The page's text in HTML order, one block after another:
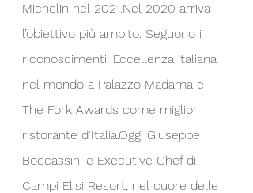
Michelin nel 2021.Nel 2020 arriva
l’obiettivo più ambito. Seguono i
riconoscimenti: Eccellenza italiana
nel mondo a Palazzo Madama e
The Fork Awards come miglior
ristorante d’Italia.Oggi Giuseppe
Boccassini è Executive Chef di
Campi Elisi Resort, nel cuore delle